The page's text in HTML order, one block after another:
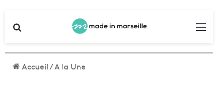
Accueil/A la Une